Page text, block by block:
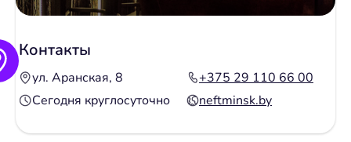
Контакты
ул. Аранская, 8
+375 29 110 66 00
Сегодня круглосуточно
neftminsk.by